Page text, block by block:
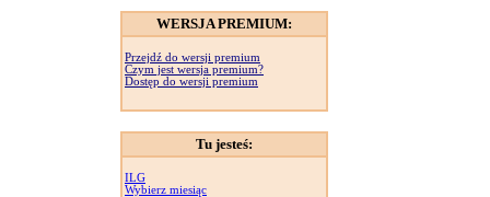
WERSJA PREMIUM:
Przejdź do wersji premium
Czym jest wersja premium?
Dostęp do wersji premium
Tu jesteś:
ILG
Wybierz miesiąc